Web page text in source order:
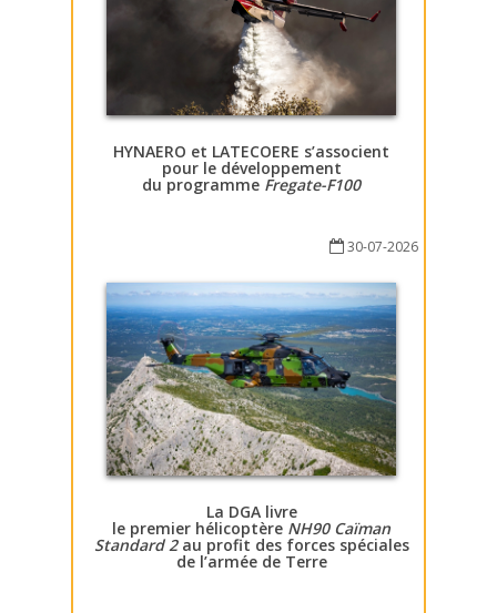
HYNAERO et LATECOERE s’associent
pour le développement
du programme Fregate-F100
30-07-2026
La DGA livre
le premier hélicoptère NH90 Caïman
Standard 2au profit des forces spéciales
de l’armée de Terre